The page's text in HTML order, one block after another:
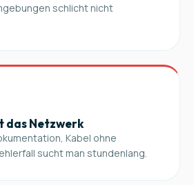
schlicht nicht
das Netzwerk
Kabel ohne
sucht man stundenlang.